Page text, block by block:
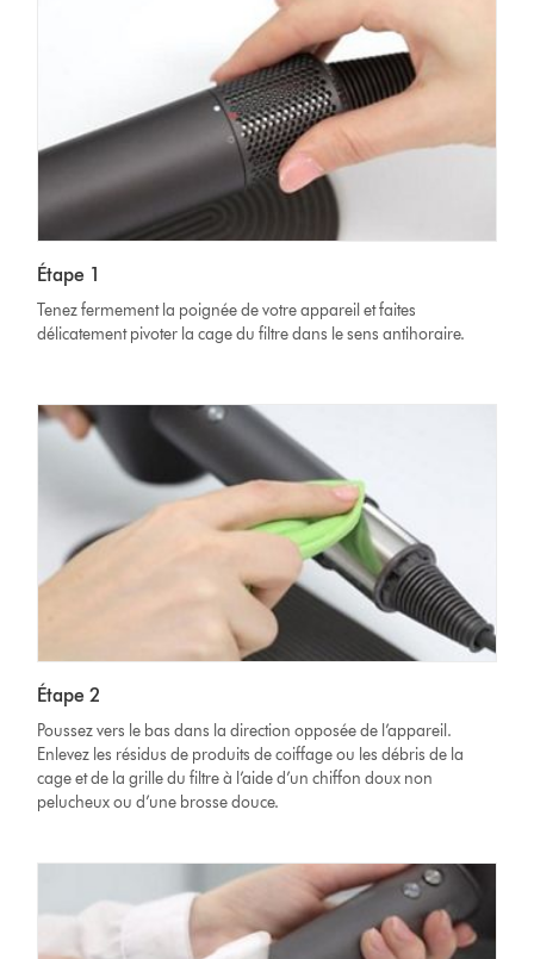
Étape 1
Tenez fermement la poignée de votre appareil et faites
délicatement pivoter la cage du filtre dans le sens antihoraire.
Étape 2
Poussez vers le bas dans la direction opposée de l’appareil.
Enlevez les résidus de produits de coiffage ou les débris de la
cage et de la grille du filtre à l’aide d’un chiffon doux non
pelucheux ou d’une brosse douce.